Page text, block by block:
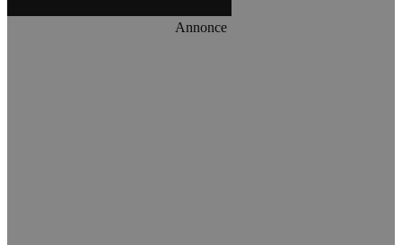
Annonce